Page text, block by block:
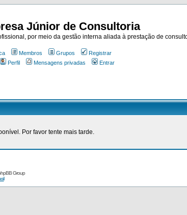
Júnior de Consultoria
por meio da gestão interna aliada à prestação de
Membros Grupos
Registrar
Perfil Mensagens privadas Entrar
Por favor tente mais tarde.
Group